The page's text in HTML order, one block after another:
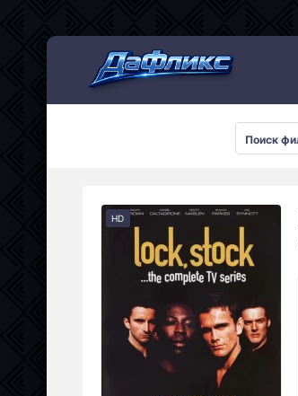
HD
Мультсериалы